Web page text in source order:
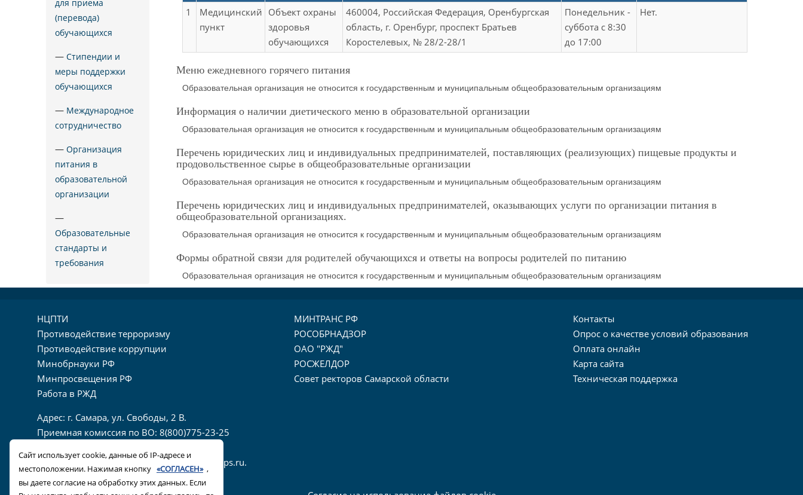
для приема
(перевода)
обучающихся
— Стипендии и
меры поддержки
обучающихся
— Международное
сотрудничество
— Организация
питания в
образовательной
организации
—
Образовательные
стандарты и
требования
1
Медицинский
пункт
Объект охраны
здоровья
обучающихся
460004, Российская Федерация, Оренбургская
область, г. Оренбург, проспект Братьев
Коростелевых, № 28/2-28/1
Понедельник -
суббота с 8:30
до 17:00
Нет.
Меню ежедневного горячего питания
Образовательная организация не относится к государственным и муниципальным общеобразовательным организациям
Информация о наличии диетического меню в образовательной организации
Образовательная организация не относится к государственным и муниципальным общеобразовательным организациям
Перечень юридических лиц и индивидуальных предпринимателей, поставляющих (реализующих) пищевые продукты и
продовольственное сырье в общеобразовательные организации
Образовательная организация не относится к государственным и муниципальным общеобразовательным организациям
Перечень юридических лиц и индивидуальных предпринимателей, оказывающих услуги по организации питания в
общеобразовательной организациях.
Образовательная организация не относится к государственным и муниципальным общеобразовательным организациям
Формы обратной связи для родителей обучающихся и ответы на вопросы родителей по питанию
Образовательная организация не относится к государственным и муниципальным общеобразовательным организациям
НЦПТИ
Противодействие терроризму
Противодействие коррупции
Минобрнауки РФ
Минпросвещения РФ
Работа в РЖД
МИНТРАНС РФ
РОСОБРНАДЗОР
ОАО "РЖД"
РОСЖЕЛДОР
Совет ректоров Самарской области
Контакты
Опрос о качестве условий образования
Оплата онлайн
Карта сайта
Техническая поддержка
Адрес: г. Самара, ул. Свободы, 2 В.
Приемная комиссия по ВО: 8(800)775-23-25
E-Mail приемной комиссии: prkom@samgups.ru.
Сайт использует cookie, данные об IP-адресе и
местоположении. Нажимая кнопку «СОГЛАСЕН» ,
вы даете согласие на обработку этих данных. Если